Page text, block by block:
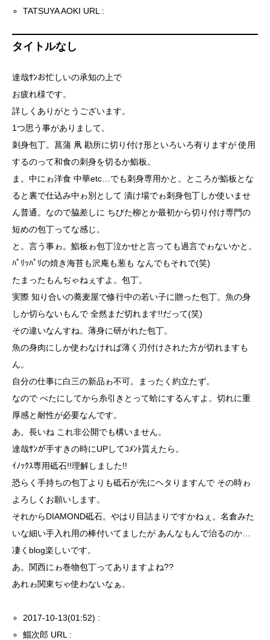
TATSUYA AOKI URL :
タイトルなし
達哉ｻﾝお忙しいの承知の上で
お疲れ様です。
詳しくありがとうございます。
1つ思う事がありまして。
刺身包丁。菖蒲 凧 勘所に切り付け形といろいろ有りますが 使用
するのって和食の刺身を切るか鮨板。
ま。中にゎ洋食 中華etc…でも刺身専用かと。ところが鮨板とな
ると裏で仕込み中ゎ別として 漬け場でゎ刺身包丁しか使いませ
ん普通。なので脇差しに ちびた柳とか最初から切り付け専門の
短めの包丁ってな感じ。
と。言う事ゎ。鮨板ゎ包丁泣かせと言っても過言でゎないかと。
ﾊﾟﾘｯﾊﾟﾘの焼き海苔も沢庵も葱も なんでもそれで(笑)
たまったもんぢゃねぇすよ。包丁。
実際 知り合いの蕎麦屋で修行中の若い子に贈った包丁。魚の身
しか切らないもんで 全然まだ切れます!!だって(笑)
その違いなんすね。薄身に研がれた包丁。
魚の身肉にしか使わなければ薄く刃付けされた方が切れますも
ん。
自分の仕事に白三の新品ゎ不可。まったく約立たず。
なので べたにしてから糸引きとって蛤にするんすよ。切れに重
厚感と耐性が必要なんです。
あ。長いね これ非公開でも構いません。
達哉ｻﾝが手すきの時にUPしてｺﾒﾝﾄ貰えたら。
ｲﾉｯｸｽ専用砥石!!理解しました!!
恐らく手持ちの包丁よりも砥石が先にヘタりますんで その時ゎ
よろしくお願いします。
それからDIAMOND砥石。やはり目詰まりですかねぇ。名倉みた
いな細い手入れ用の棒付いてましたが あんなもんで治るのか…
凄くblog楽しいです。
あ。関西にゎ巻物包丁ってありますよね??
あれゎ関東ぢゃ使わないなぁ。
2017-10-13(01:52) :
鯔次郎 URL :